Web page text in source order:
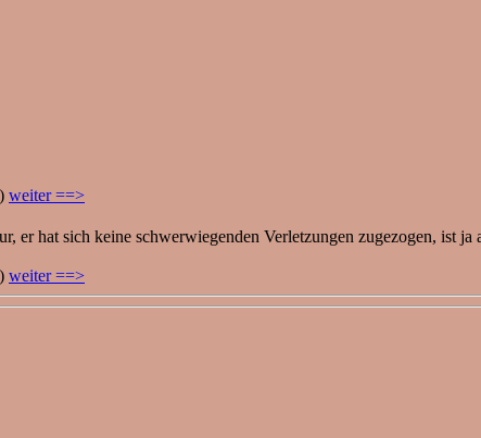
weiter ==>
hat sich keine schwerwiegenden Verletzungen zugezogen, ist ja
weiter ==>